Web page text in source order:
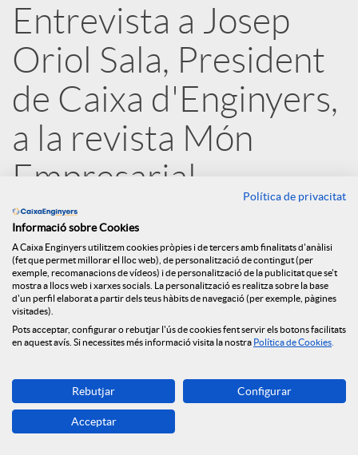
r
x
e
s
S
o
c
i
a
Entrevista a Josep
Oriol Sala, President
de Caixa d'Enginyers,
a la revista Món
Empresarial
31.10.2019
Política de privacitat
Informació sobre Cookies
A Caixa Enginyers utilitzem cookies pròpies i de tercers amb finalitats d'anàlisi
(fet que permet millorar el lloc web), de personalització de contingut (per
exemple, recomanacions de vídeos) i de personalització de la publicitat que se't
mostra a llocs web i xarxes socials. La personalització es realitza sobre la base
d'un perfil elaborat a partir dels teus hàbits de navegació (per exemple, pàgines
visitades).
Pots acceptar, configurar o rebutjar l'ús de cookies fent servir els botons facilitats
en aquest avís. Si necessites més informació visita la nostra Política de Cookies
Rebutjar Configurar
Acceptar